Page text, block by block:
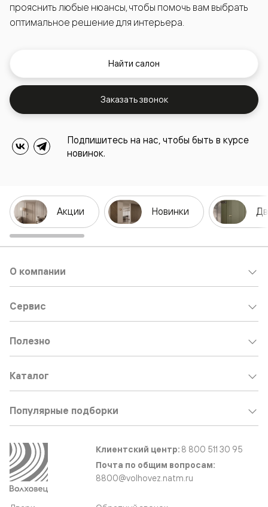
прояснить любые нюансы, чтобы помочь вам выбрать
оптимальное решение для интерьера.
Найти салон
Заказать звонок
Подпишитесь на нас, чтобы быть в курсе
новинок.
Акции Новинки
О компании
Сервис
Полезно
Каталог
Популярные подборки
Клиентский центр: 8 800 511 30 95
Почта по общим вопросам:
8800@volhovez.natm.ru